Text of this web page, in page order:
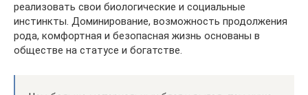
реализовать свои биологические и социальные
инстинкты. Доминирование, возможность продолжения
рода, комфортная и безопасная жизнь основаны в
обществе на статусе и богатстве.